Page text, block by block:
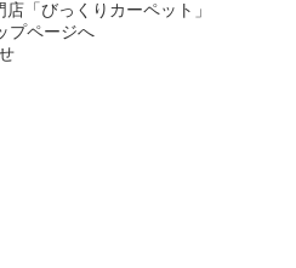
「びっくりカーペット」